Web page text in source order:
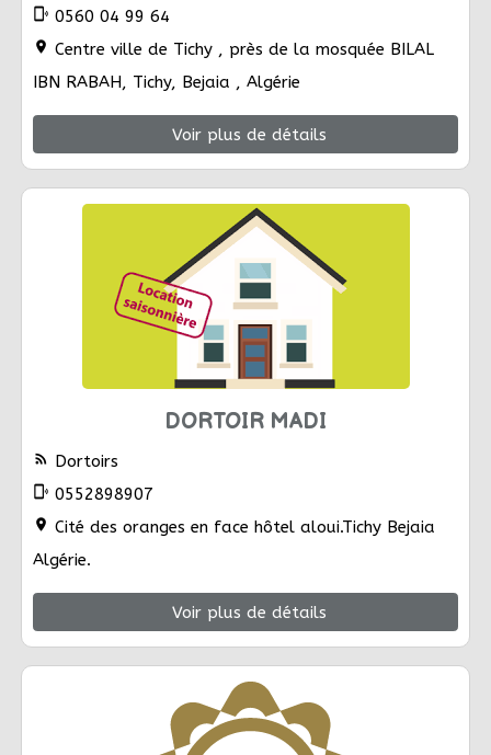
phonelink_ring 0560 04 99 64
location_on Centre ville de Tichy , près de la mosquée BILAL
IBN RABAH, Tichy, Bejaia , Algérie
Voir plus de détails
DORTOIR MADI
rss_feed Dortoirs
phonelink_ring 0552898907
location_on Cité des oranges en face hôtel aloui.Tichy Bejaia
Algérie.
Voir plus de détails